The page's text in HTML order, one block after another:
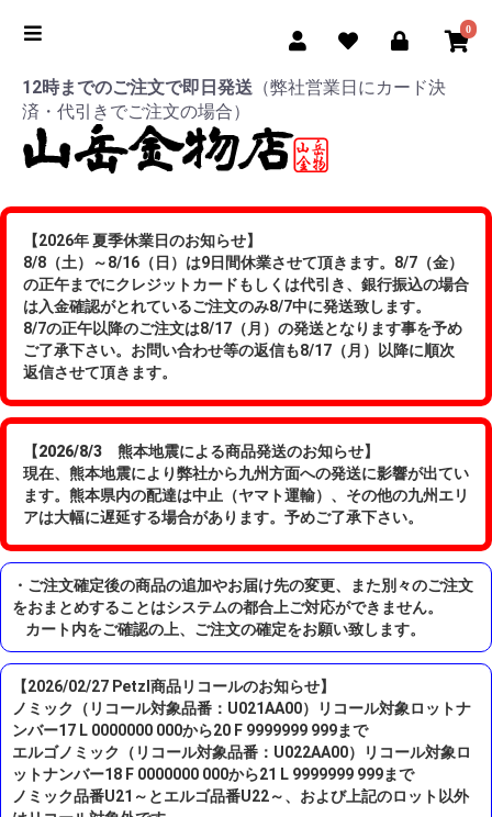
0
12時までのご注文で即日発送 （弊社営業日にカード決
済・代引きでご注文の場合）
【2026年 夏季休業日のお知らせ】
8/8（土）～8/16（日）は9日間休業させて頂きます。8/7（金）
の正午までにクレジットカードもしくは代引き、銀行振込の場合
は入金確認がとれているご注文のみ8/7中に発送致します。
8/7の正午以降のご注文は8/17（月）の発送となります事を予め
ご了承下さい。お問い合わせ等の返信も8/17（月）以降に順次
返信させて頂きます。
【2026/8/3 熊本地震による商品発送のお知らせ】
現在、熊本地震により弊社から九州方面への発送に影響が出てい
ます。熊本県内の配達は中止（ヤマト運輸）、その他の九州エリ
アは大幅に遅延する場合があります。予めご了承下さい。
・ご注文確定後の商品の追加やお届け先の変更、また別々のご注文
をおまとめすることはシステムの都合上ご対応ができません。
カート内をご確認の上、ご注文の確定をお願い致します。
【2026/02/27 Petzl商品リコールのお知らせ】
ノミック（リコール対象品番：U021AA00）リコール対象ロットナ
ンバー17 L 0000000 000から20 F 9999999 999まで
エルゴノミック（リコール対象品番：U022AA00）リコール対象ロ
ットナンバー18 F 0000000 000から21 L 9999999 999まで
ノミック品番U21～とエルゴ品番U22～、および上記のロット以外